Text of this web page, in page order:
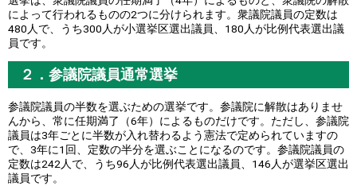
によって行われるものの2つに分けられます。衆議院議員の定数は
480人で、うち300人が小選挙区選出議員、180人が比例代表選出議
員です。
２．参議院議員通常選挙
参議院議員の半数を選ぶための選挙です。参議院に解散はありませ
んから、常に任期満了（6年）によるものだけです。ただし、参議院
議員は3年ごとに半数が入れ替わるよう憲法で定められていますの
で、3年に1回、定数の半分を選ぶことになるのです。参議院議員の
定数は242人で、うち96人が比例代表選出議員、146人が選挙区選出
議員です。